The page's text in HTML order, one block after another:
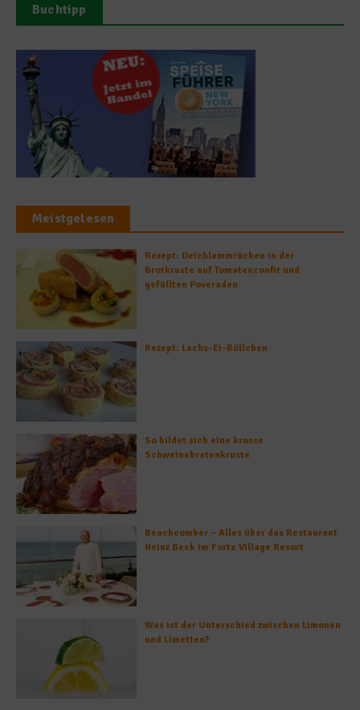
Buchtipp
Meistgelesen
Rezept: Deichlammrücken in der
Brotkruste auf Tomatenconfit und
gefüllten Poveraden
Rezept: Lachs-Ei-Röllchen
So bildet sich eine krosse
Schweinebratenkruste
Beachcomber – Alles über das Restaurant
Heinz Beck im Forte Village Resort
Was ist der Unterschied zwischen Limonen
und Limetten?